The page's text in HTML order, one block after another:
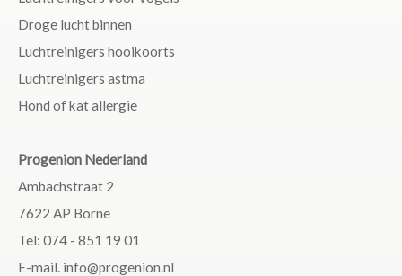
Droge lucht binnen
Luchtreinigers hooikoorts
Luchtreinigers astma
Hond of kat allergie
Progenion Nederland
Ambachstraat 2
7622 AP Borne
Tel: 074 - 851 19 01
E-mail. info@progenion.nl